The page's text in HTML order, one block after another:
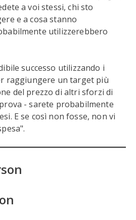
a voi stessi, chi sto
e a cosa stanno
utilizzerebbero
successo utilizzando i
raggiungere un target più
del prezzo di altri sforzi di
- sarete probabilmente
E se così non fosse, non vi